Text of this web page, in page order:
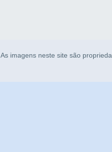
. As imagens neste site são